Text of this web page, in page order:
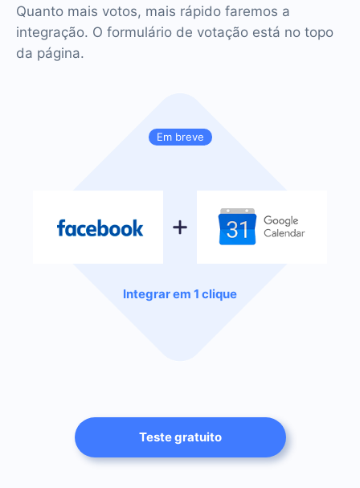
Em breve
Integrar em 1 clique
Quanto mais votos, mais rápido faremos a
integração. O formulário de votação está no topo
da página.
Teste gratuito